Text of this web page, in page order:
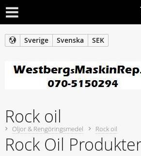
Sverige Svenska SEK
Rock oil
Oljor & Rengöringsmedel Rock oil
Rock Oil